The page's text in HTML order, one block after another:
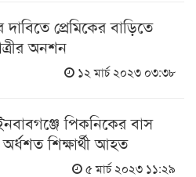
দাবিতে প্রেমিকের বাড়িতে
অনশন
১২ মার্চ ২০২৩ ০৩:৩৮
পিকনিকের বাস
শিক্ষার্থী আহত
৫ মার্চ ২০২৩ ১১:২৯